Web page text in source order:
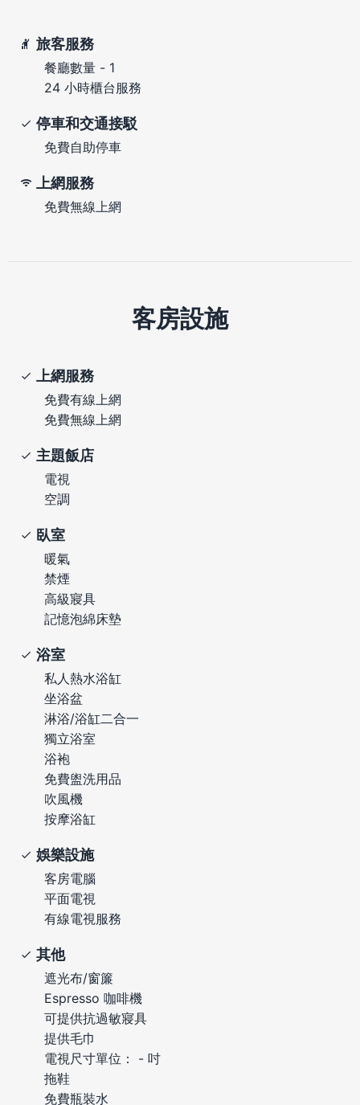
旅客服務
餐廳數量 - 1
24 小時櫃台服務
停車和交通接駁
免費自助停車
上網服務
免費無線上網
客房設施
上網服務
免費有線上網
免費無線上網
主題飯店
電視
空調
臥室
暖氣
禁煙
高級寢具
記憶泡綿床墊
浴室
私人熱水浴缸
坐浴盆
淋浴/浴缸二合一
獨立浴室
浴袍
免費盥洗用品
吹風機
按摩浴缸
娛樂設施
客房電腦
平面電視
有線電視服務
其他
遮光布/窗簾
Espresso 咖啡機
可提供抗過敏寢具
提供毛巾
電視尺寸單位： - 吋
拖鞋
免費瓶裝水